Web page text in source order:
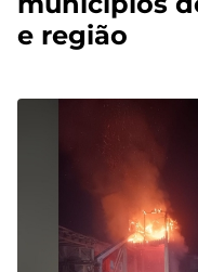
e região